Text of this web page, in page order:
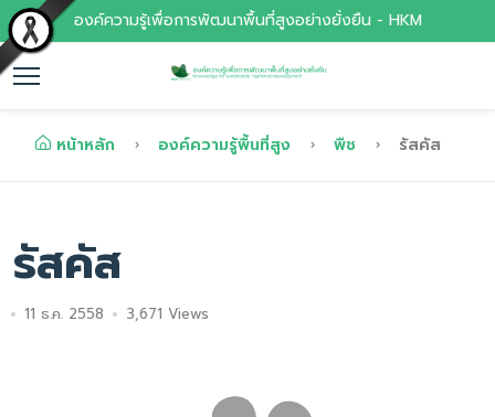
องค์ความรู้เพื่อการพัฒนาพื้นที่สูงอย่างยั่งยืน - HKM
หน้าหลัก องค์ความรู้พื้นที่สูง พืช รัสคัส
รัสคัส
11 ธ.ค. 2558 3,671 Views